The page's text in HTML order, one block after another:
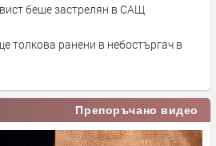
беше застрелян в САЩ
толкова ранени в небостъргач в
Препоръчано видео